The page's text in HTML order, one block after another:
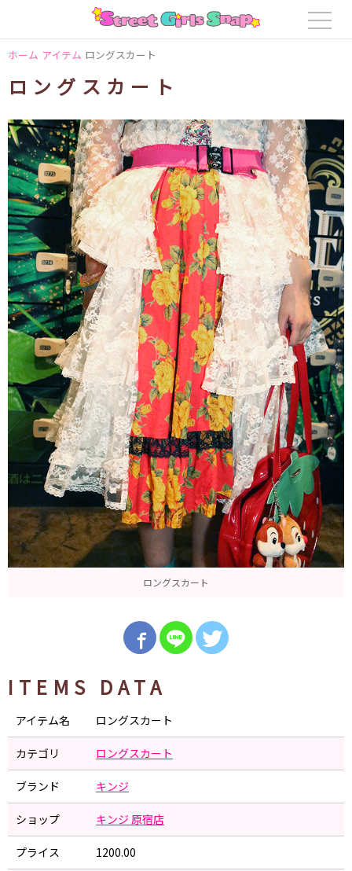
ホーム アイテム ロングスカート
ロングスカート
ロングスカート
ITEMS DATA
アイテム名 ロングスカート
カテゴリ ロングスカート
ブランド キンジ
ショップ キンジ 原宿店
プライス 1200.00